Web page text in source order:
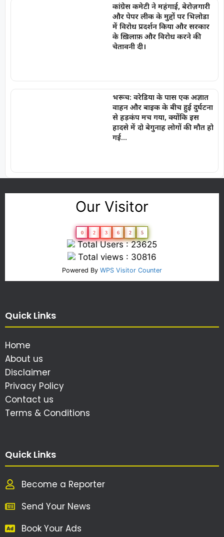
कांग्रेस कमेटी ने महंगाई, बेरोज़गारी
और पेपर लीक के मुद्दों पर भिलोडा
में विरोध प्रदर्शन किया और सरकार
के ख़िलाफ़ और विरोध करने की
चेतावनी दी।
भरूच: वरेडिया के पास एक अज्ञात
वाहन और बाइक के बीच हुई दुर्घटना
से हड़कंप मच गया, क्योंकि इस
हादसे में दो बेगुनाह लोगों की मौत हो
गई…
Our Visitor
0 2 3 6 2 5
Total Users : 23625
Total views : 30816
Powered By WPS Visitor Counter
Quick Links
Home
About us
Disclaimer
Privacy Policy
Contact us
Terms & Conditions
Quick Links
Become a Reporter
Send Your News
Book Your Ads